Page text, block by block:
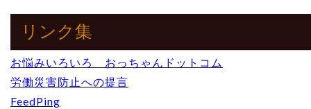
リンク集
お悩みいろいろ おっちゃんドットコム
労働災害防止への提言
FeedPing